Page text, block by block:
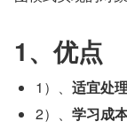
1、优点
1）、 适宜处
2）、 学习成